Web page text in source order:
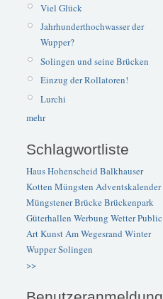
Viel Glück
Jahrhunderthochwasser der
Wupper?
Solingen und seine Brücken
Einzug der Rollatoren!
Lurchi
mehr
Schlagwortliste
Haus Hohenscheid Balkhauser
Kotten Müngsten Adventskalender
Müngstener BrückeBrückenpark
Güterhallen Werbung WetterPublic
ArtKunstAm Wegesrand Winter
WupperSolingen
>>